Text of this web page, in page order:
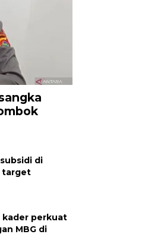
di
target
kader perkuat
MBG di